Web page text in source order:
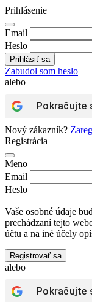
Prihlásenie
Email
Heslo
Zabudol som heslo
alebo
Pokračujte
Nový zákazník?
Registrácia
Meno
Email
Heslo
Vaše osobné údaje
prechádzaní tejto
účtu a na iné účely
Registrovať sa
alebo
Pokračujte